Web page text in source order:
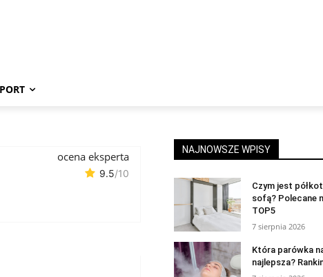
ocena eksperta
9.5/10
NAJNOWSZE WPISY
Czym jest
sofą? Polecane
TOP5
7 sierpnia 2026
Która parówka
najlepsza?